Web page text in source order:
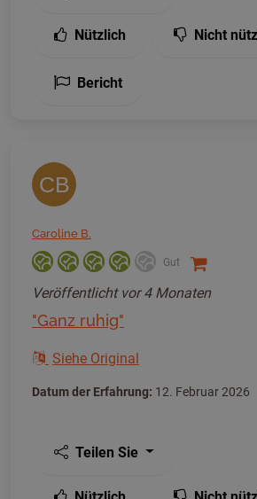
Nützlich Nicht
Bericht
CB
Caroline B.
Gut
Veröffentlicht vor 4 Monaten
"Ganz ruhig"
Siehe Original
Datum der Erfahrung: 12. Februar 2026
Teilen Sie